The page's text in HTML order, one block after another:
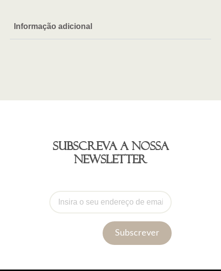
Informação adicional
Subscreva a nossa
newsletter
Subscrever